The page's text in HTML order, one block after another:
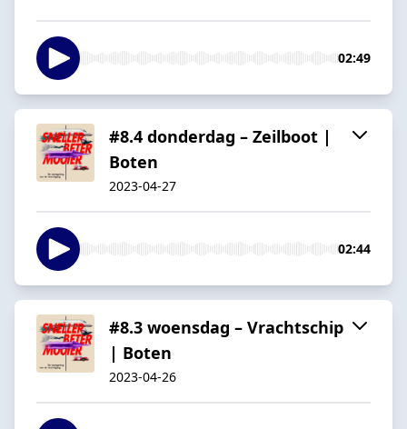
02:49
#8.4 donderdag – Zeilboot |
Boten
2023-04-27
02:44
#8.3 woensdag – Vrachtschip
| Boten
2023-04-26